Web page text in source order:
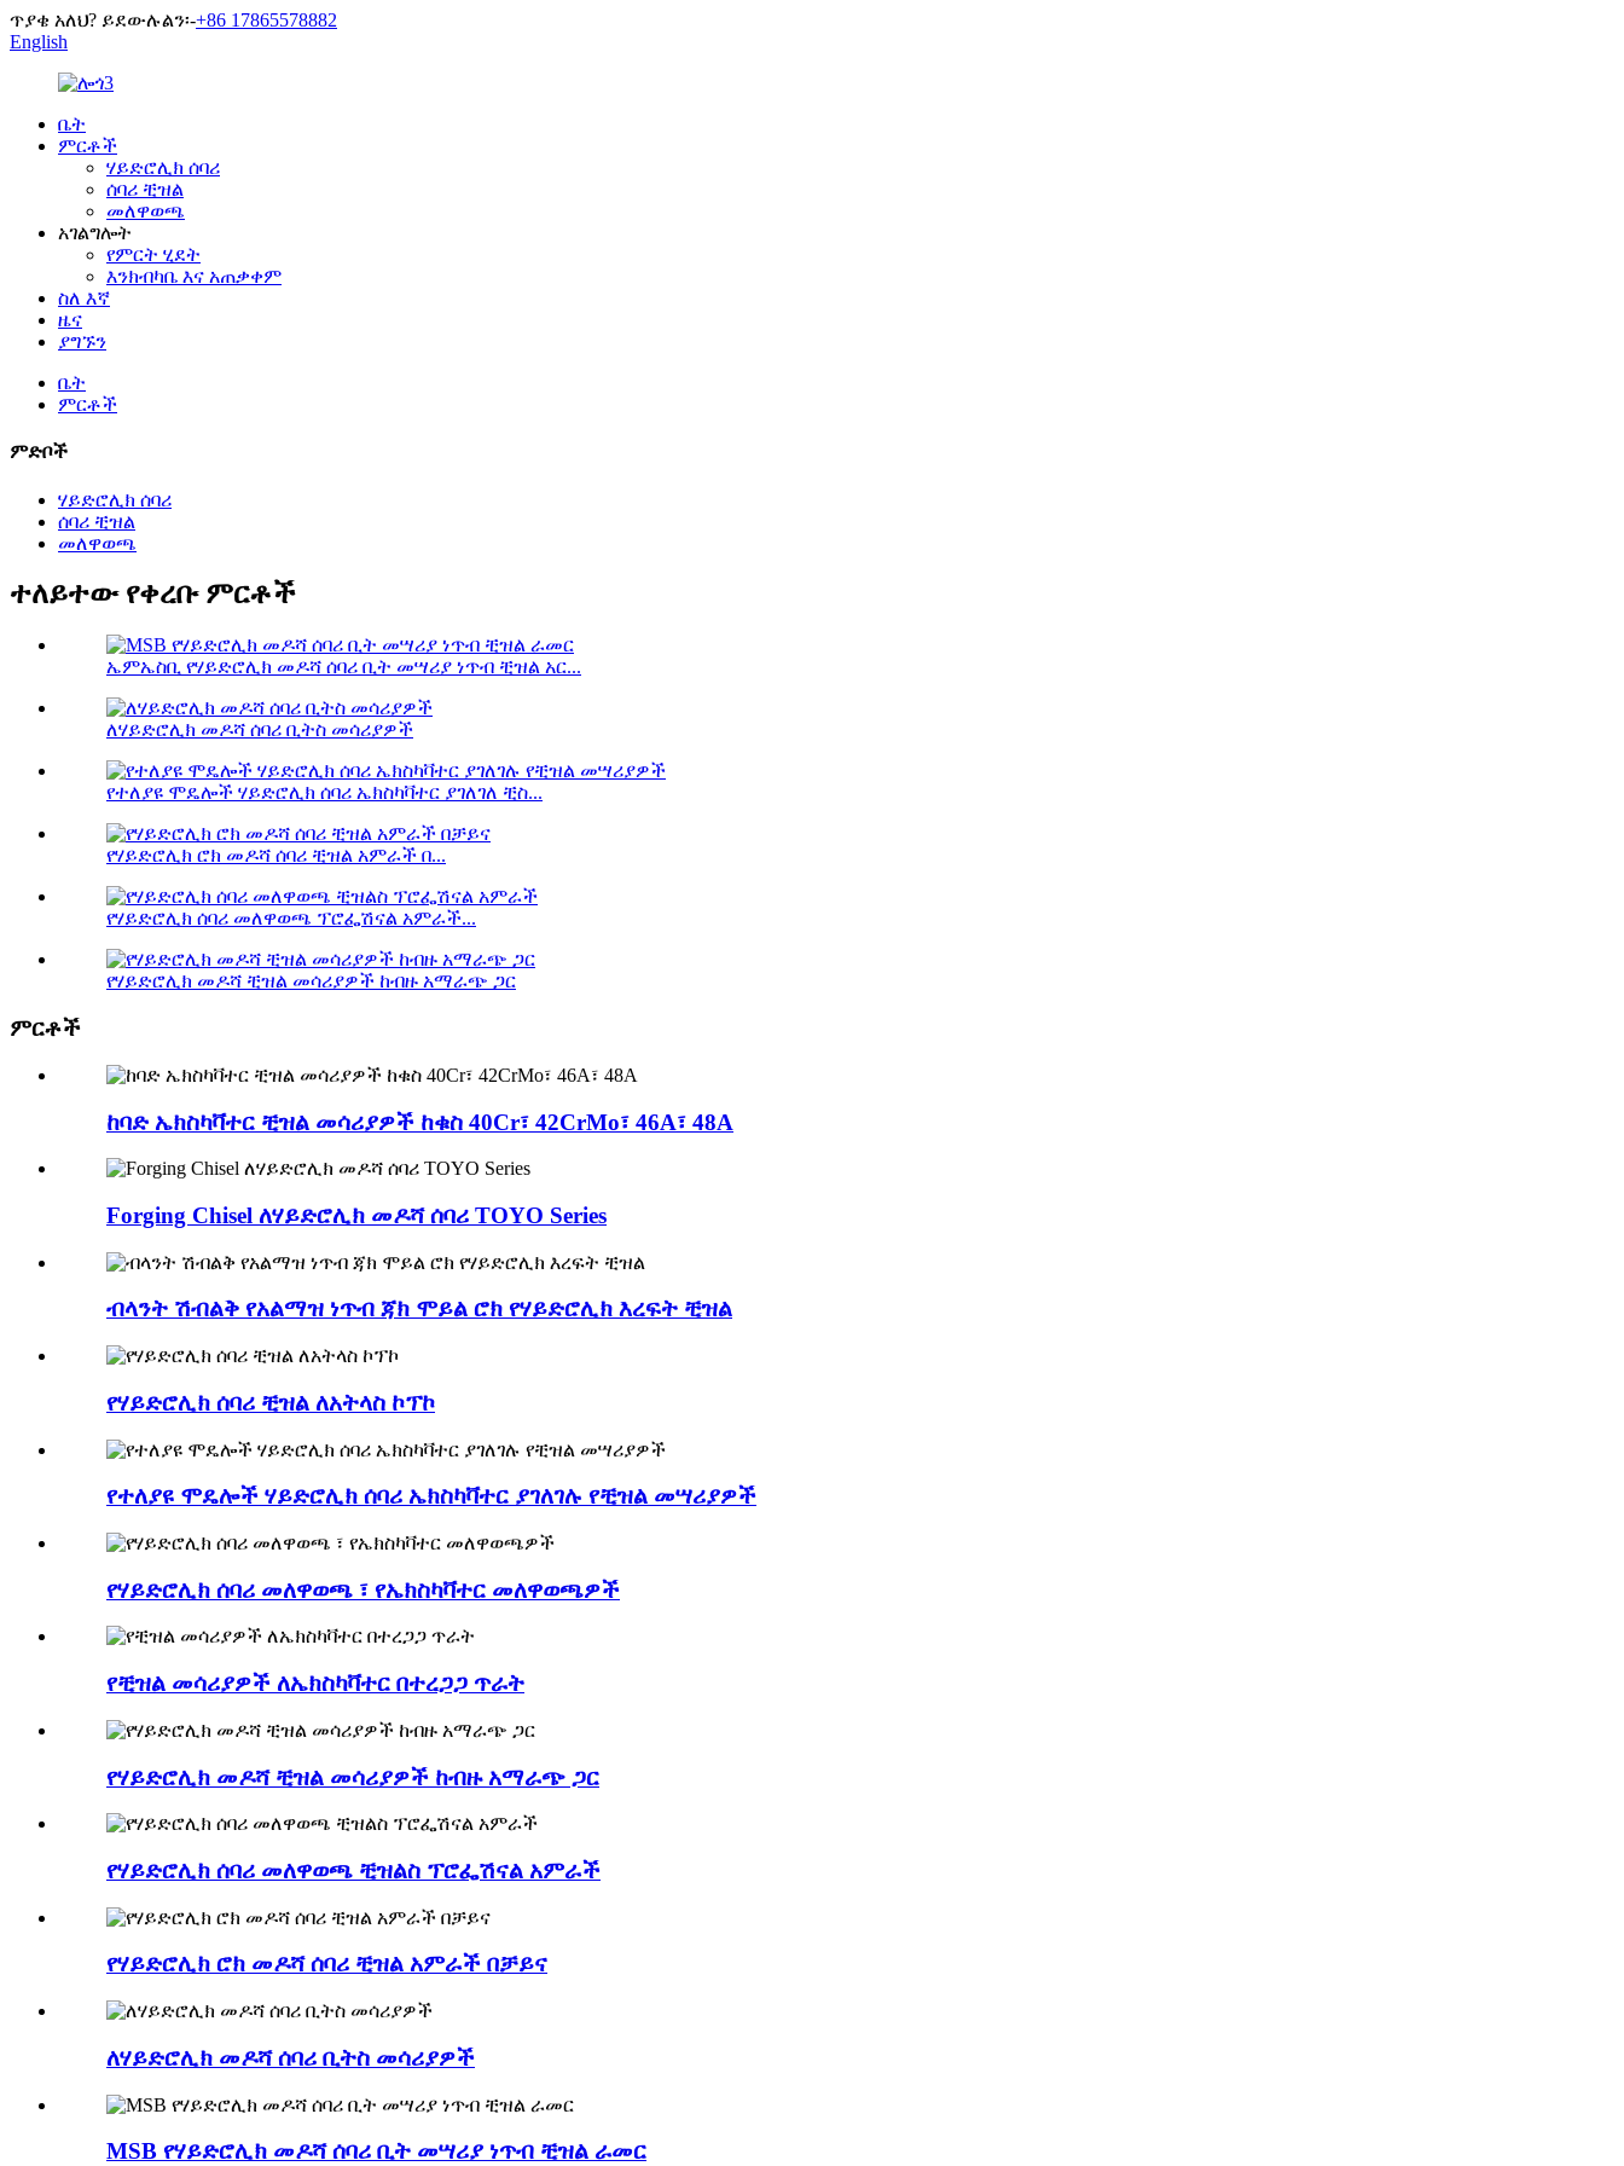
ጥያቄ አለህ? ይደውሉልን፡-+86 17865578882
English
ቤት
ምርቶች
ሃይድሮሊክ ሰባሪ
ሰባሪ ቺዝል
መለዋወጫ
አገልግሎት
የምርት ሂደት
እንክብካቤ እና አጠቃቀም
ስለ እኛ
ዜና
ያግኙን
ቤት
ምርቶች
ምድቦች
ሃይድሮሊክ ሰባሪ
ሰባሪ ቺዝል
መለዋወጫ
ተለይተው የቀረቡ ምርቶች
ኤምኤስቢ የሃይድሮሊክ መዶሻ ሰባሪ ቢት መሣሪያ ነጥብ ቺዝል አር...
ለሃይድሮሊክ መዶሻ ሰባሪ ቢትስ መሳሪያዎች
የተለያዩ ሞዴሎች ሃይድሮሊክ ሰባሪ ኤክስካቫተር ያገለገለ ቺስ...
የሃይድሮሊክ ሮክ መዶሻ ሰባሪ ቺዝል አምራች በ...
የሃይድሮሊክ ሰባሪ መለዋወጫ ፕሮፌሽናል አምራች...
የሃይድሮሊክ መዶሻ ቺዝል መሳሪያዎች ከብዙ አማራጭ ጋር
ምርቶች
ከባድ ኤክስካቫተር ቺዝል መሳሪያዎች ከቁስ 40Cr፣ 42CrMo፣ 46A፣ 48A
Forging Chisel ለሃይድሮሊክ መዶሻ ሰባሪ TOYO Series
ብላንት ሽብልቅ የአልማዝ ነጥብ ጃክ ሞይል ሮክ የሃይድሮሊክ እረፍት ቺዝል
የሃይድሮሊክ ሰባሪ ቺዝል ለአትላስ ኮፕኮ
የተለያዩ ሞዴሎች ሃይድሮሊክ ሰባሪ ኤክስካቫተር ያገለገሉ የቺዝል መሣሪያዎች
የሃይድሮሊክ ሰባሪ መለዋወጫ ፣ የኤክስካቫተር መለዋወጫዎች
የቺዝል መሳሪያዎች ለኤክስካቫተር በተረጋጋ ጥራት
የሃይድሮሊክ መዶሻ ቺዝል መሳሪያዎች ከብዙ አማራጭ ጋር
የሃይድሮሊክ ሰባሪ መለዋወጫ ቺዝልስ ፕሮፌሽናል አምራች
የሃይድሮሊክ ሮክ መዶሻ ሰባሪ ቺዝል አምራች በቻይና
ለሃይድሮሊክ መዶሻ ሰባሪ ቢትስ መሳሪያዎች
MSB የሃይድሮሊክ መዶሻ ሰባሪ ቢት መሣሪያ ነጥብ ቺዝል ራመር